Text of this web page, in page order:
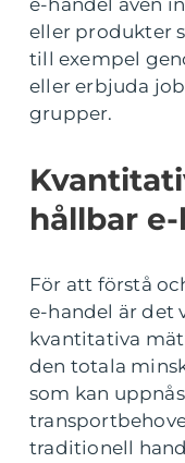
e-handel även
eller produkter
till exempel
eller erbjuda
grupper.
hållbar
För att förstå
e-handel är det
kvantitativa
den totala
som kan
traditionell